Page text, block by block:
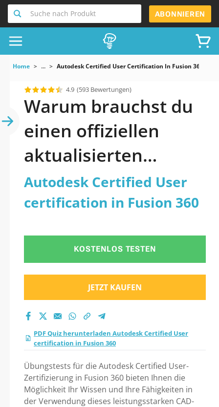
Suche nach Produkt ABONNIEREN
Home ... Autodesk Certified User Certification In Fusion 360
4.9 (593 Bewertungen)
Warum brauchst du
einen offiziellen
aktualisierten
Autodesk Certified
User certification in
Autodesk Certified User
certification in Fusion 360
KOSTENLOS TESTEN
JETZT KAUFEN
PDF Quiz herunterladen Autodesk Certified User
certification in Fusion 360
Übungstests für die Autodesk Certified User-
Zertifizierung in Fusion 360 bieten Ihnen die
Möglichkeit Ihr Wissen und Ihre Fähigkeiten in
der Verwendung dieses leistungsstarken CAD-